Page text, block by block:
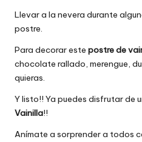
Llevar a la nevera durante
postre.
Para decorar este postre de
chocolate rallado, merengue,
quieras.
Y listo!! Ya puedes disfrutar de
Vainilla!!
Anímate a sorprender a todos